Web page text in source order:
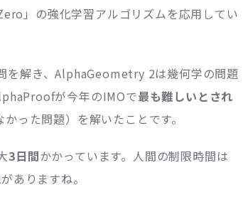
」の強化学習アルゴリズムを応用してい
を解き、AlphaGeometry 2は幾何学の問題
が今年のIMOで最も難しいとされ
った問題）を解いたことです。
3日間かかっています。人間の制限時間は
ありますね。